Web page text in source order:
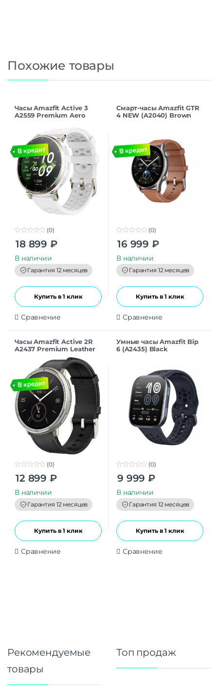
Похожие товары
Часы Amazfit Active 3
A2559 Premium Aero
t
o
f
5
(0)
18 899 ₽
В наличии
Гарантия 12 месяцев
Купить в 1 клик
Сравнение
Смарт-часы Amazfit GTR
4 NEW (A2040) Brown
t
o
f
5
(0)
16 999 ₽
В наличии
Гарантия 12 месяцев
Купить в 1 клик
Сравнение
Часы Amazfit Active 2R
A2437 Premium Leather
Black (24376535137906)
t
o
f
5
(0)
12 899 ₽
В наличии
Гарантия 12 месяцев
Купить в 1 клик
Сравнение
Умные часы Amazfit Bip
6 (A2435) Black
o
t
o
f
5
(0)
9 999 ₽
В наличии
Гарантия 12 месяцев
Купить в 1 клик
Сравнение
Рекомендуемые
товары
Топ продаж